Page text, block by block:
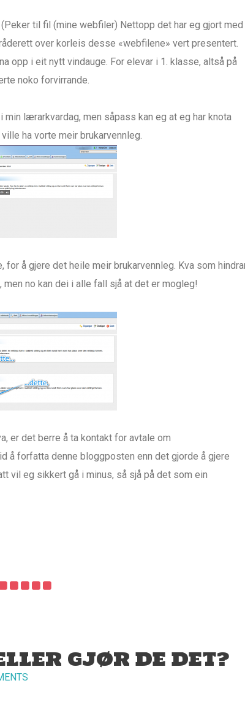
til fil (mine webfiler) Nettopp det har eg gjort med
over korleis desse «webfilene» vert presentert.
opp i eit nytt vindauge. For elevar i 1. klasse, altså på
noko forvirrande.
lærarkvardag, men såpass kan eg at eg har knota
ha vorte meir brukarvennleg.
for å gjere det heile meir brukarvennleg. Kva som
no kan dei i alle fall sjå at det er mogleg!
er det berre å ta kontakt for avtale om
å forfatta denne bloggposten enn det gjorde å gjere
vil eg sikkert gå i minus, så sjå på det som ein
GJØR DE DET?